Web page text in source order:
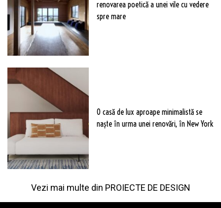
renovarea poetică a unei vile cu vedere
spre mare
O casă de lux aproape minimalistă se
naște în urma unei renovări, în New York
Vezi mai multe din PROIECTE DE DESIGN